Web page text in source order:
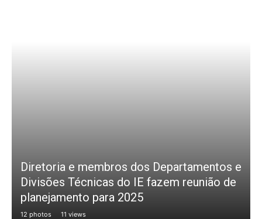
Diretoria e membros dos Departamentos e
Divisões Técnicas do IE fazem reunião de
planejamento para 2025
12 photos 11 views